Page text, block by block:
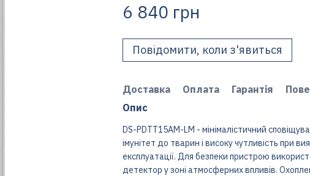
6 840 грн
Повідомити, коли з'явиться
Доставка Оплата Гарантія
Опис
DS-PDTT15AM-LM - мінімалістичний
імунітет до тварин і високу чутливість при
експлуатації. Для безпеки пристрою
детектор у зоні атмосферних впливів.